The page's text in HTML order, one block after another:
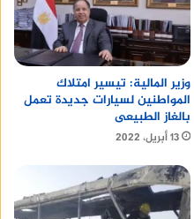
وزير المالية: تيسير امتلاك
المواطنين لسيارات جديدة تعمل
بالغاز الطبيعى
13 أبريل، 2022